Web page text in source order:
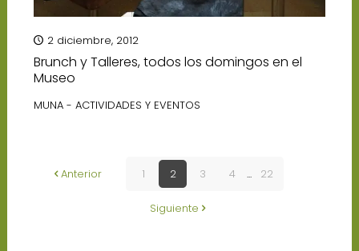
2 diciembre, 2012
Brunch y Talleres, todos los domingos en el
Museo
MUNA - ACTIVIDADES Y EVENTOS
Anterior 1 2 3 4 ... 22
Siguiente